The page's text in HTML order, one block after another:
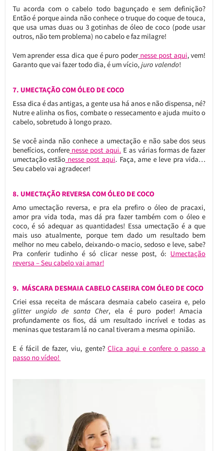
Tu acorda com o cabelo todo bagunçado e sem definição?
Então é porque ainda não conhece o truque do coque de touca,
que usa umas duas ou 3 gotinhas de óleo de coco (pode usar
outros, não tem problema) no cabelo e faz milagre!
Vem aprender essa dica que é puro poder nesse post aqui, vem!
Garanto que vai fazer todo dia, é um vício, juro valendo!
7. UMECTAÇÃO COM ÓLEO DE COCO
Essa dica é das antigas, a gente usa há anos e não dispensa, né?
Nutre e alinha os fios, combate o ressecamento e ajuda muito o
cabelo, sobretudo à longo prazo.
Se você ainda não conhece a umectação e não sabe dos seus
benefícios, conferenesse post aqui. E as várias formas de fazer
umectação estão nesse post aqui. Faça, ame e leve pra vida…
Seu cabelo vai agradecer!
8. UMECTAÇÃO REVERSA COM ÓLEO DE COCO
Amo umectação reversa, e pra ela prefiro o óleo de pracaxi,
amor pra vida toda, mas dá pra fazer também com o óleo e
coco, é só adequar as quantidades! Essa umectação é a que
mais uso atualmente, porque tem dado um resultado bem
melhor no meu cabelo, deixando-o macio, sedoso e leve, sabe?
Pra conferir tudinho é só clicar nesse post, ó: Umectação
reversa – Seu cabelo vai amar!
9. MÁSCARA DESMAIA CABELO CASEIRA COM ÓLEO DE COCO
Criei essa receita de máscara desmaia cabelo caseira e, pelo
glitter ungido de santa Cher, ela é puro poder! Amacia
profundamente os fios, dá um resultado incrível e todas as
meninas que testaram lá no canal tiveram a mesma opinião.
E é fácil de fazer, viu, gente?Clica aqui e confere o passo a
passo no vídeo!